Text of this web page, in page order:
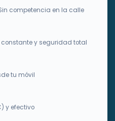
competencia en la calle
constante y seguridad total
tu móvil
y efectivo